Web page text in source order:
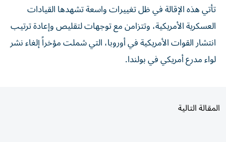
تأتي هذه الإقالة في ظل تغييرات واسعة تشهدها القيادات
العسكرية الأمريكية، وتتزامن مع توجهات لتقليص وإعادة ترتيب
انتشار القوات الأمريكية في أوروبا، التي شملت مؤخراً إلغاء نشر
لواء مدرع أمريكي في بولندا.
المقالة التالية